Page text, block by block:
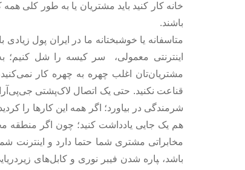
خانه کار کنید باید مشتریان یا به طور کلی
باشند.
متاسفانه یا خوشبختانه ما در ایران پول زیادی
اینترنتی معمولی، سر کیسه را شل
مشتریان‌تان اغلب چهره به چهره کار
قناعت نکنید. حتی یک اتصال لاک‌پشتی
شرمندگی در بیاورد؛ اگر همه این کارها را
هم یک جایی یادداشت کنید؛ چون اگر منطقه
مخابراتی مشتری شما حتما دارد و
باشد، ‍پاره شدن فیبر نوری و کابل‌های